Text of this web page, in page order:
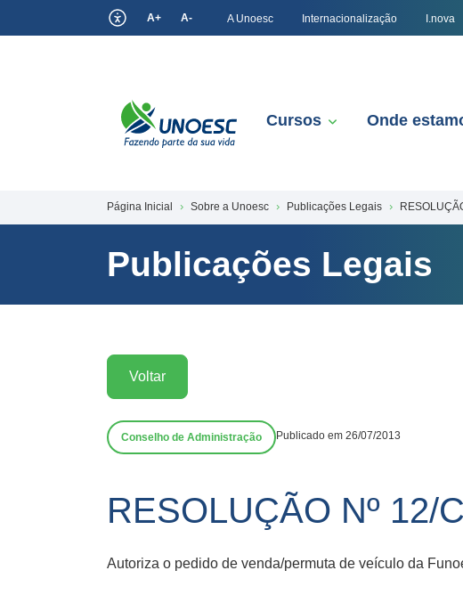
A+ A- A Unoesc Internacionalização I.nova
Cursos Onde
Página Inicial Sobre a Unoesc Publicações Legais
Publicações Legais
Voltar
Conselho de Administração Publicado em 26/07/2013
RESOLUÇÃO Nº 12/
Autoriza o pedido de venda/permuta de veículo da